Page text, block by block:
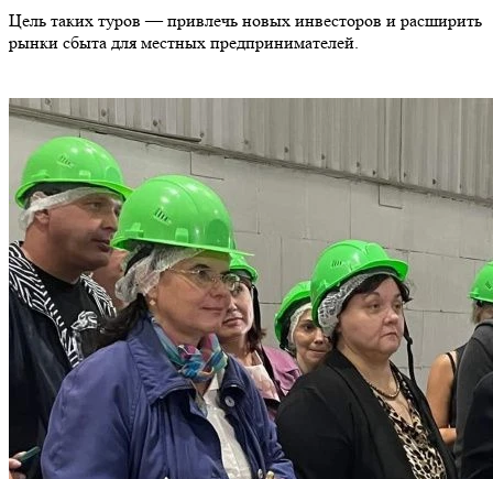
Цель таких туров — привлечь новых инвесторов и расширить
рынки сбыта для местных предпринимателей.